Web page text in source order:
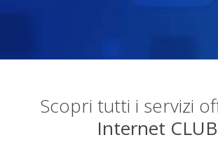
Scopri tutti i servizi
Internet CLUB